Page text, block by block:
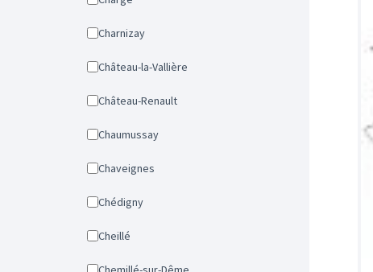
Charnizay
Château-la-Vallière
Château-Renault
Chaumussay
Chaveignes
Chédigny
Cheillé